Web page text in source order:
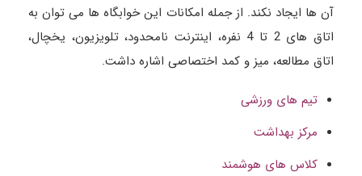
آن ها ایجاد نکند. از جمله امکانات این خوابگاه ها می توان به
اتاق های 2 تا 4 نفره، اینترنت نامحدود، تلویزیون، یخچال،
اتاق مطالعه، میز و کمد اختصاصی اشاره داشت.
تیم های ورزشی
مرکز بهداشت
کلاس های هوشمند